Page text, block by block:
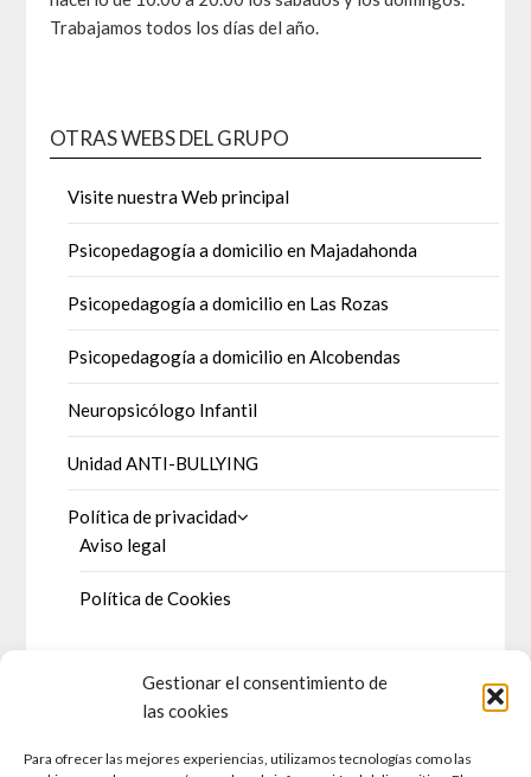
Gestionar el consentimiento de
las cookies
Para ofrecer las mejores experiencias, utilizamos tecnologías como las
Trabajamos todos los días del año.
OTRAS WEBS DEL GRUPO
Visite nuestra Web principal
Psicopedagogía a domicilio en Majadahonda
Psicopedagogía a domicilio en Las Rozas
Psicopedagogía a domicilio en Alcobendas
Neuropsicólogo Infantil
Unidad ANTI-BULLYING
Política de privacidad
Aviso legal
Política de Cookies
DOSSIER DE PRENSA
Prensa escrita